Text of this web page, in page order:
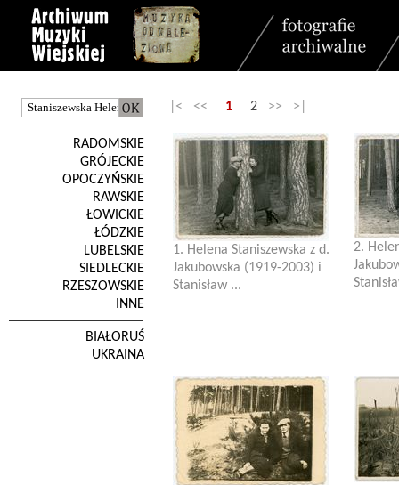
RADOMSKIE
GRÓJECKIE
OPOCZYŃSKIE
RAWSKIE
ŁOWICKIE
ŁÓDZKIE
LUBELSKIE
SIEDLECKIE
RZESZOWSKIE
INNE
BIAŁORUŚ
UKRAINA
|< << 1 2 >> >|
1. Helena Staniszewska z d.
Jakubowska (1919-2003) i
Stanisław ...
2.